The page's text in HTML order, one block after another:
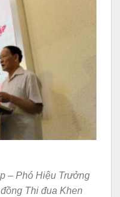
– Phó Hiệu Trưởng
Thi đua Khen